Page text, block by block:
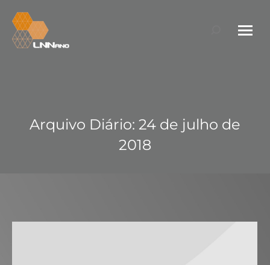
Search:
Arquivo Diário: 24 de julho de
2018